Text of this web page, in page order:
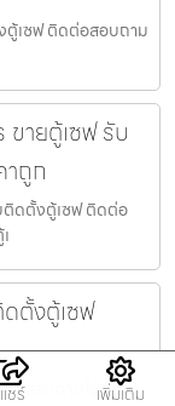
ตู้เซฟ ติดต่อสอบถาม
ขายตู้เซฟ รับ
ถูก
ติดตั้งตู้เซฟ ติดต่อ
ตั้งตู้เซฟ
ต่อสอบถามได้ตลอด
แชร์ เพิ่มเติม